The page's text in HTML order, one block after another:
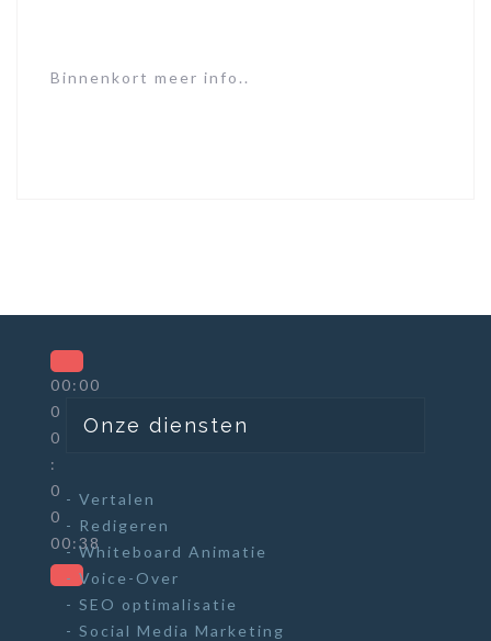
00:00
0
0
:
0
0
00:38
Binnenkort meer info..
Onze diensten
- Vertalen
- Redigeren
- Whiteboard Animatie
- Voice-Over
- SEO optimalisatie
- Social Media Marketing